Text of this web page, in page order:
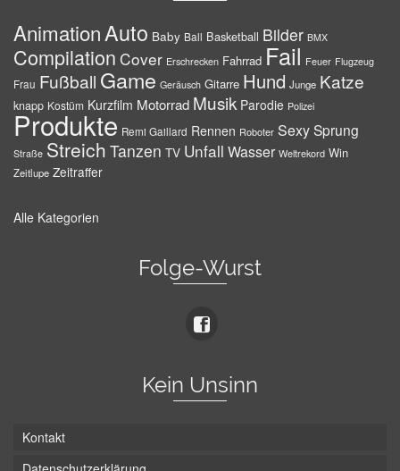
AnimationAuto Baby Ball Basketball Bilder BMX
Compilation Cover Erschrecken Fahrrad Fail Feuer Flugzeug
Frau Fußball Game Geräusch Gitarre Hund Junge Katze
knapp Kostüm Kurzfilm Motorrad Musik Parodie Polizei
Produkte Remi Gaillard Rennen Roboter SexySprung
Straße Streich Tanzen TV Unfall Wasser Weltrekord Win
Zeitlupe Zeitraffer
Alle Kategorien
Folge-Wurst
Kein Unsinn
Kontakt